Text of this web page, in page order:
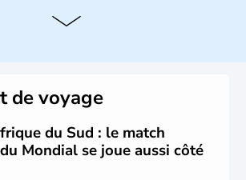
administrative est aujourd'hui
du Sud est riche en ressources
avec l'or et le charbon.
de voyage
du Sud : le match
Mondial se joue aussi côté